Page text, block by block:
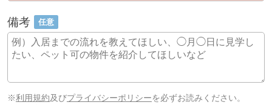
備考 任意
※利用規約及びプライバシーポリシーを必ずお読みください。